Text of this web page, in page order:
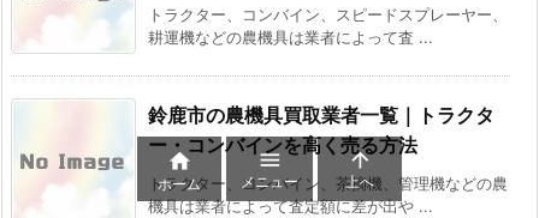
トラクター、コンバイン、スピードスプレーヤー、
耕運機などの農機具は業者によって査 ...
鈴鹿市の農機具買取業者一覧｜トラクタ
ー・コンバインを高く売る方法
トラクター、コンバイン、茶摘機、管理機などの農
機具は業者によって査定額に差が出や ...

ホーム

メニュー

上へ